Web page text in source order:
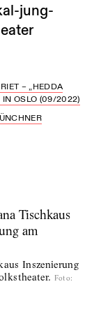
jung-
– „HEDDA
IN OSLO (09/2022)
Inszenierung
Foto: